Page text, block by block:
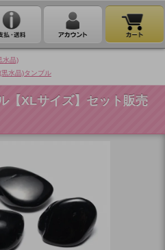
水晶)
黒水晶)タンブル
【XLサイズ】セット販売